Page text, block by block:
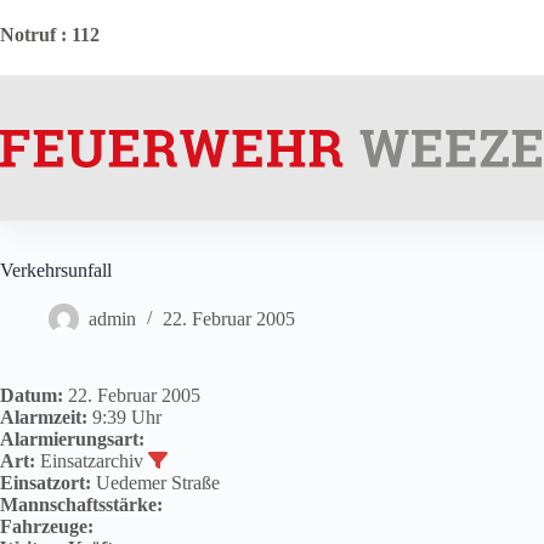
Inhalt
Notruf: 112
Verkehrsunfall
admin 22. Februar 2005
Datum: 22. Februar 2005
Alarmzeit: 9:39 Uhr
Alarmierungsart:
Art: Einsatzarchiv
Einsatzort: Uedemer Straße
Mannschaftsstärke:
Fahrzeuge: